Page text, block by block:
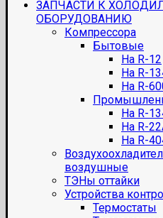
ЗАПЧАСТИ К
ОБОРУДОВАНИЮ
Компрессора
Бытовые
На R-12
На R-
На R-
На R-
На R-
На R-
воздушные
ТЭНы оттайки
Устройства
Термостаты